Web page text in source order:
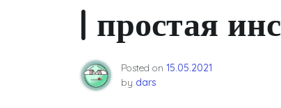
| простая
Posted on 15.05.2021
by dars